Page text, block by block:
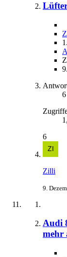
6
6
Zilli
9.
Audi
mehr